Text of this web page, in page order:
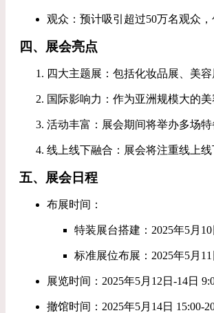
观众：预计吸引超过50万名观众
四、展会亮点
四大主题展：包括化妆品展、美
国际影响力：作为亚洲规模大的
活动丰富：展会期间将举办多场
线上线下融合：展会将注重线上
五、展会日程
布展时间：
特装展台搭建：2025年5月10
标准展位布展：2025年5月11
展览时间：2025年5月12日-14日
撤馆时间：2025年5月14日 15:00-